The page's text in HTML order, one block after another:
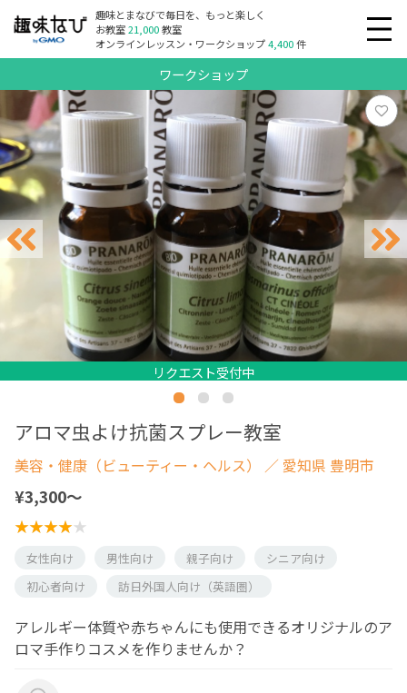
趣味とまなびで毎日を、もっと楽しく
お教室21,000教室
オンラインレッスン・ワークショップ4,400件
ワークショップ
リクエスト受付中
リクエスト受付中
リクエスト受付中
リクエスト受付中
アロマ虫よけ抗菌スプレー教室
美容・健康（ビューティー・ヘルス） ／ 愛知県 豊明市
¥3,300〜
女性向け 男性向け 親子向け
シニア向け
初心者向け
訪日外国人向け（英語圏）
アレルギー体質や赤ちゃんにも使用できるオリジナルのア
ロマ手作りコスメを作りませんか？